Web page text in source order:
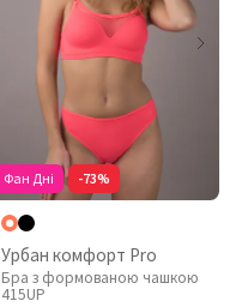
Фан Дні -73%
Урбан комфорт Pro
Бра з формованою чашкою
415UP